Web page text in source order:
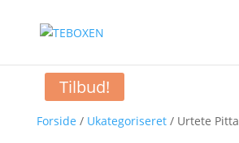
Forside / Ukategoriseret/ Urtete Pitta
Tilbud!